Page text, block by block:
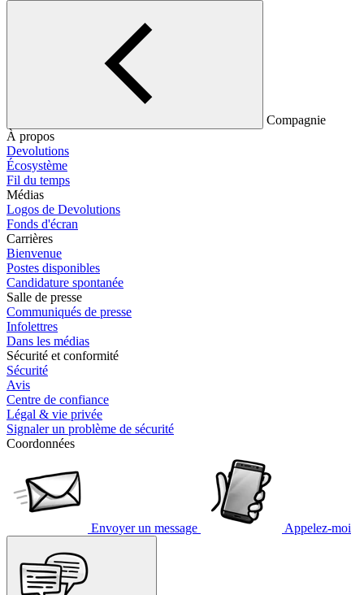
Compagnie
À propos
Devolutions
Écosystème
Fil du temps
Médias
Logos de Devolutions
Fonds d'écran
Carrières
Bienvenue
Postes disponibles
Candidature spontanée
Salle de presse
Communiqués de presse
Infolettres
Dans les médias
Sécurité et conformité
Sécurité
Avis
Centre de confiance
Légal & vie privée
Signaler un problème de sécurité
Coordonnées
Envoyer un message Appelez-moi